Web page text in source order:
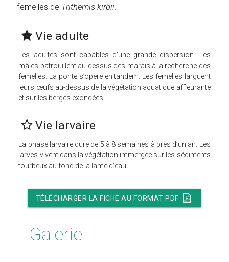
femelles de Trithemis kirbii.
Vie adulte
Les adultes sont capables d’une grande dispersion. Les
mâles patrouillent au-dessus des marais à la recherche des
femelles. La ponte s’opère en tandem. Les femelles larguent
leurs œufs au-dessus de la végétation aquatique affleurante
et sur les berges exondées.
Vie larvaire
La phase larvaire dure de 5 à 8 semaines à près d’un an. Les
larves vivent dans la végétation immergée sur les sédiments
tourbeux au fond de la lame d’eau.
TÉLÉCHARGER LA FICHE AU FORMAT PDF
Galerie